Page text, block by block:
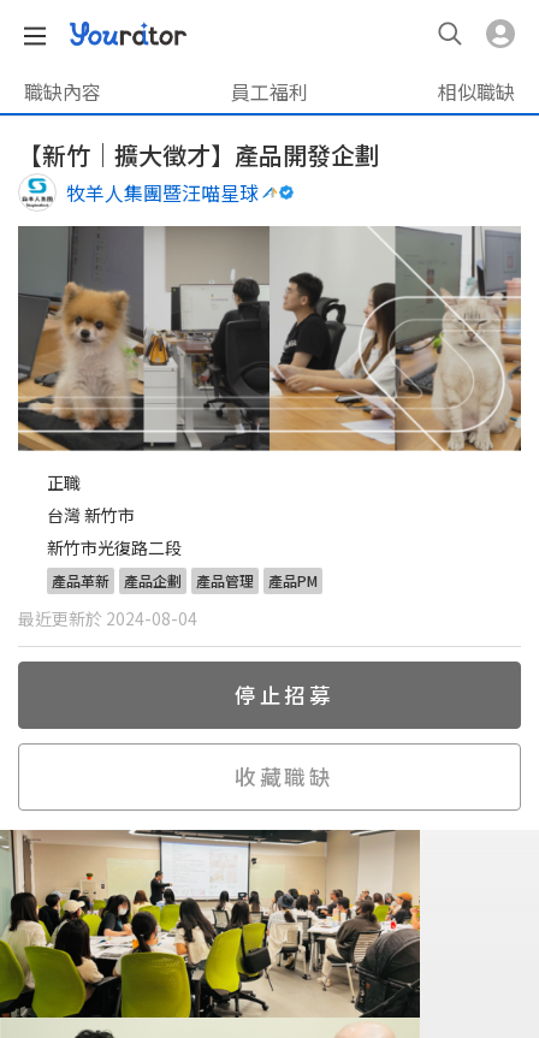
職缺內容 員工福利 相似職缺
【新竹｜擴大徵才】產品開發企劃
牧羊人集團暨汪喵星球
正職
台灣 新竹市
新竹市光復路二段
產品革新 產品企劃 產品管理 產品PM
最近更新於 2024-08-04
停止招募
收藏職缺